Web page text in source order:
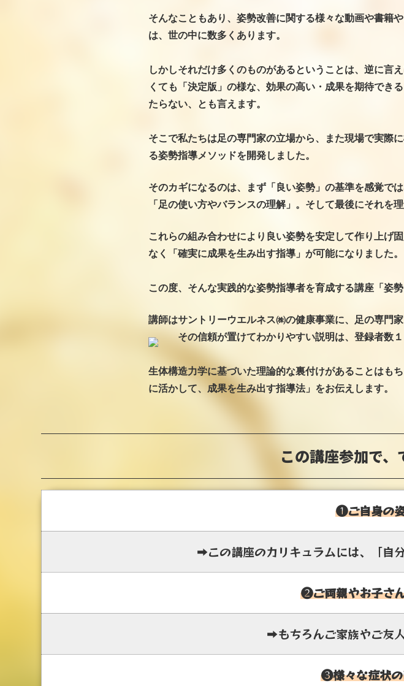
そんなこともあり、姿勢改善に関する様々な動画や書籍
は、世の中に数多くあります。
しかしそれだけ多くのものがあるということは、逆に言
くても「決定版」の様な、効果の高い・成果を期待でき
たらない、とも言えます。
そこで私たちは足の専門家の立場から、また現場で実際
る姿勢指導メソッドを開発しました。
そのカギになるのは、まず「良い姿勢」の基準を感覚で
「足の使い方やバランスの理解」。そして最後にそれを
これらの組み合わせにより良い姿勢を安定して作り上げ
なく「確実に成果を生み出す指導」が可能になりました。
この度、そんな実践的な姿勢指導者を育成する講座「姿
講師はサントリーウエルネス㈱の健康事業に、足の専門
その信頼が置けてわかりやすい説明は、登録者数
生体構造力学に基づいた理論的な裏付けがあることはも
に活かして、成果を生み出す指導法」をお伝えします。
この講座参加で
❶ご自身の
➡この講座のカリキュラムには、「自
❷ご両親やお子さ
➡もちろんご家族やご友
❸様々な症状